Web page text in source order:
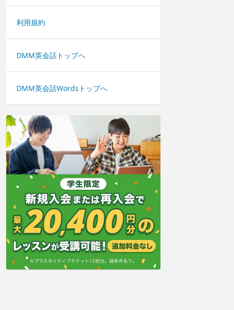
利用規約
DMM英会話トップへ
DMM英会話Wordsトップへ